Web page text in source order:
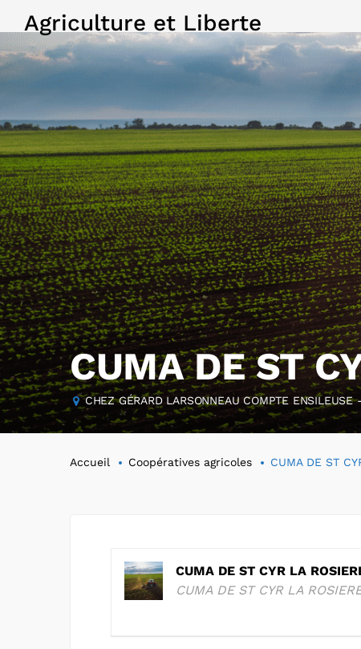
Agriculture et Liberte
CUMA DE ST
CHEZ GÉRARD LARSONNEAU COMPTE
Accueil Coopératives agricoles CUMA DE ST
CUMA DE ST CYR LA
CUMA DE ST CYR LA